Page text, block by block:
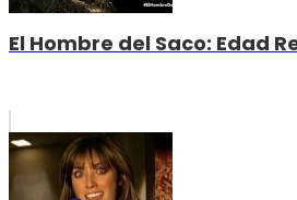
El Hombre del Saco: Edad